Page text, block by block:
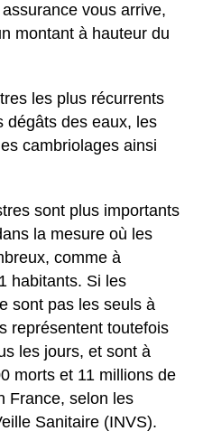
vous arrive,
montant à hauteur du
les plus récurrents
dégâts des eaux, les
cambriolages ainsi
sont plus importants
la mesure où les
comme à
habitants. Si les
sont pas les seuls à
représentent toutefois
les jours, et sont à
morts et 11 millions de
France, selon les
Sanitaire (INVS).